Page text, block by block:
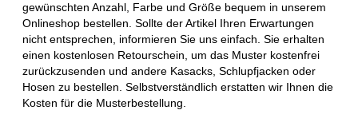
gewünschten Anzahl, Farbe und Größe bequem in unserem
Onlineshop bestellen. Sollte der Artikel Ihren Erwartungen
nicht entsprechen, informieren Sie uns einfach. Sie erhalten
einen kostenlosen Retourschein, um das Muster kostenfrei
zurückzusenden und andere Kasacks, Schlupfjacken oder
Hosen zu bestellen. Selbstverständlich erstatten wir Ihnen die
Kosten für die Musterbestellung.